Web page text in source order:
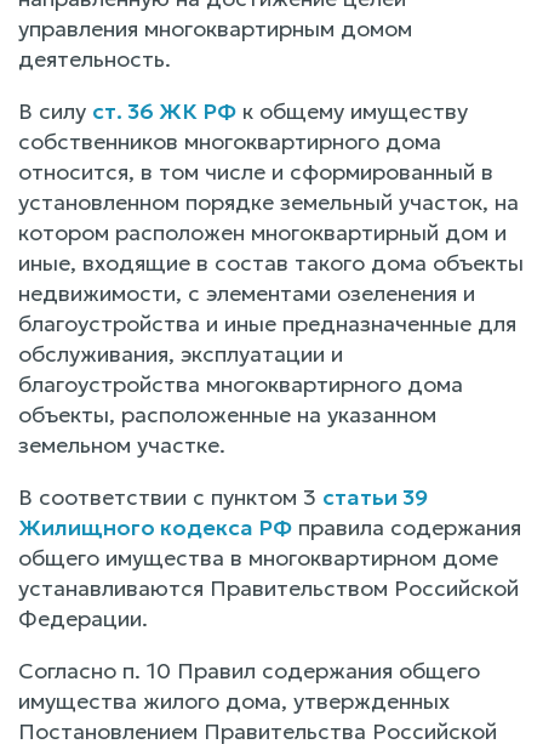
управления многоквартирным домом
деятельность.
В силу ст. 36 ЖК РФ к общему имуществу
собственников многоквартирного дома
относится, в том числе и сформированный в
установленном порядке земельный участок, на
котором расположен многоквартирный дом и
иные, входящие в состав такого дома объекты
недвижимости, с элементами озеленения и
благоустройства и иные предназначенные для
обслуживания, эксплуатации и
благоустройства многоквартирного дома
объекты, расположенные на указанном
земельном участке.
В соответствии с пунктом 3 статьи 39
Жилищного кодекса РФ правила содержания
общего имущества в многоквартирном доме
устанавливаются Правительством Российской
Федерации.
Согласно п. 10 Правил содержания общего
имущества жилого дома, утвержденных
Постановлением Правительства Российской